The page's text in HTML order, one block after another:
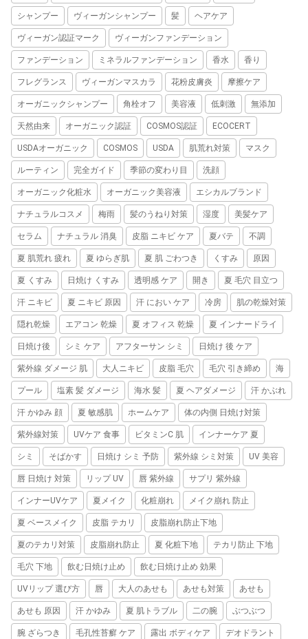
シャンプー ヴィーガンシャンプー 髪 ヘアケア
ヴィーガン認証マーク ヴィーガンファンデーション
ファンデーション ミネラルファンデーション 香水 香り
フレグランス ヴィーガンマスカラ 花粉皮膚炎 摩擦ケア
オーガニックシャンプー 角栓オフ 美容液 低刺激 無添加
天然由来 オーガニック認証 COSMOS認証 ECOCERT
USDAオーガニック COSMOS USDA 肌荒れ対策 マスク
ルーティン 完全ガイド 季節の変わり目 洗顔
オーガニック化粧水 オーガニック美容液 エシカルブランド
ナチュラルコスメ 梅雨 髪のうねり対策 湿度 美髪ケア
セラム ナチュラル 消臭 皮脂 ニキビ ケア 夏バテ 不調
夏 肌荒れ 疲れ 夏 ゆらぎ肌 夏 肌 ごわつき くすみ 原因
夏 くすみ 日焼け くすみ 透明感 ケア 開き 夏 毛穴 目立つ
汗 ニキビ 夏 ニキビ 原因 汗 におい ケア 冷房 肌の乾燥対策
隠れ乾燥 エアコン 乾燥 夏 オフィス 乾燥 夏 インナードライ
日焼け後 シミ ケア アフターサン シミ 日焼け 後 ケア
紫外線 ダメージ 肌 大人ニキビ 皮脂 毛穴 毛穴 引き締め 海
プール 塩素 髪 ダメージ 海水 髪 夏 ヘアダメージ 汗 かぶれ
汗 かゆみ 顔 夏 敏感肌 ホームケア 体の内側 日焼け対策
紫外線対策 UVケア 食事 ビタミンC 肌 インナーケア 夏
シミ そばかす 日焼け シミ 予防 紫外線 シミ対策 UV 美容
唇 日焼け 対策 リップ UV 唇 紫外線 サプリ 紫外線
インナーUVケア 夏メイク 化粧崩れ メイク崩れ 防止
夏 ベースメイク 皮脂 テカリ 皮脂崩れ防止下地
夏のテカリ対策 皮脂崩れ防止 夏 化粧下地 テカリ防止 下地
毛穴 下地 飲む日焼け止め 飲む日焼け止め 効果
UVリップ 選び方 唇 大人のあせも あせも対策 あせも
あせも 原因 汗 かゆみ 夏 肌トラブル 二の腕 ぶつぶつ
腕 ざらつき 毛孔性苔癬 ケア 露出 ボディケア デオドラント